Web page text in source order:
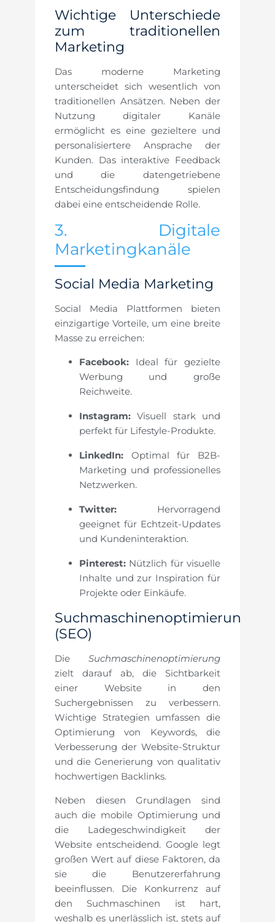
Wichtige Unterschiede
zum traditionellen
Marketing
Das moderne Marketing
unterscheidet sich wesentlich von
traditionellen Ansätzen. Neben der
Nutzung digitaler Kanäle
ermöglicht es eine gezieltere und
personalisiertere Ansprache der
Kunden. Das interaktive Feedback
und die datengetriebene
Entscheidungsfindung spielen
dabei eine entscheidende Rolle.
3. Digitale
Marketingkanäle
Social Media Marketing
Social Media Plattformen bieten
einzigartige Vorteile, um eine breite
Masse zu erreichen:
Facebook:Ideal für gezielte
Werbung und große
Reichweite.
Instagram:Visuell stark und
perfekt für Lifestyle-Produkte.
LinkedIn:Optimal für B2B-
Marketing und professionelles
Netzwerken.
Twitter:Hervorragend
geeignet für Echtzeit-Updates
und Kundeninteraktion.
Pinterest:Nützlich für visuelle
Inhalte und zur Inspiration für
Projekte oder Einkäufe.
Suchmaschinenoptimierung
(SEO)
DieSuchmaschinenoptimierung
zielt darauf ab, die Sichtbarkeit
einer Website in den
Suchergebnissen zu verbessern.
Wichtige Strategien umfassen die
Optimierung von Keywords, die
Verbesserung der Website-Struktur
und die Generierung von qualitativ
hochwertigen Backlinks.
Neben diesen Grundlagen sind
auch die mobile Optimierung und
die Ladegeschwindigkeit der
Website entscheidend. Google legt
großen Wert auf diese Faktoren, da
sie die Benutzererfahrung
beeinflussen. Die Konkurrenz auf
den Suchmaschinen ist hart,
weshalb es unerlässlich ist, stets auf